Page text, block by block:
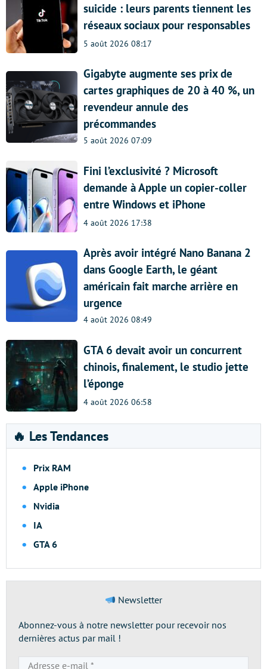
suicide : leurs parents tiennent les
réseaux sociaux pour responsables
5 août 2026 08:17
Gigabyte augmente ses prix de
cartes graphiques de 20 à 40 %, un
revendeur annule des
précommandes
5 août 2026 07:09
Fini l’exclusivité ? Microsoft
demande à Apple un copier-coller
entre Windows et iPhone
4 août 2026 17:38
Après avoir intégré Nano Banana 2
dans Google Earth, le géant
américain fait marche arrière en
urgence
4 août 2026 08:49
GTA 6 devait avoir un concurrent
chinois, finalement, le studio jette
l’éponge
4 août 2026 06:58
🔥 Les Tendances
Prix RAM
Apple iPhone
Nvidia
IA
GTA 6
Newsletter
Abonnez-vous à notre newsletter pour recevoir nos
dernières actus par mail !